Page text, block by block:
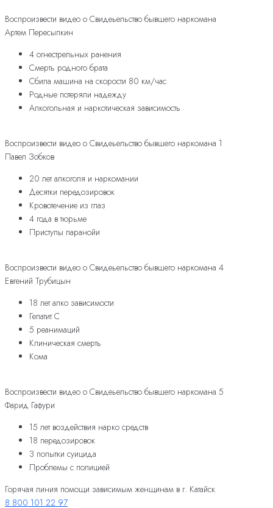
Воспроизвести видео о Свидеьельство бывшего наркомана
Артем Пересыпкин
4 огнестрельных ранения
Смерть родного брата
Сбила машина на скорости 80 км/час
Родные потеряли надежду
Алкогольная и наркотическая зависимость
Воспроизвести видео о Свидеьельство бывшего наркомана 1
Павел Зобков
20 лет алкоголя и наркомании
Десятки передозировок
Кровотечение из глаз
4 года в тюрьме
Приступы паранойи
Воспроизвести видео о Свидеьельство бывшего наркомана 4
Евгений Трубицын
18 лет алко зависимости
Гепатит С
5 реанимаций
Клиническая смерть
Кома
Воспроизвести видео о Свидеьельство бывшего наркомана 5
Фарид Гафури
15 лет воздействия нарко средств
18 передозировок
3 попытки суицида
Проблемы с полицией
Горячая линия помощи зависимым женщинам в г. Катайск
8 800 101 22 97